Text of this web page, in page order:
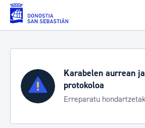
Eduki nagusira joan
Karabelen aurrean
protokoloa
Erreparatu